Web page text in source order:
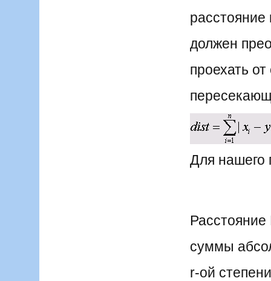
должен
проехать
Для нашего
Расстояние
суммы
r-ой